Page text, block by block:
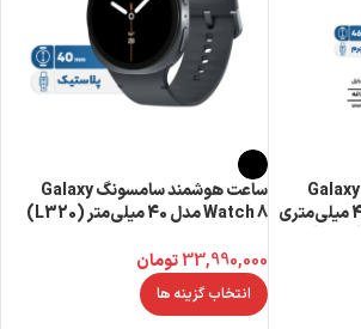
ساعت هوشمند سامسونگ Galaxy
Watch 8 Classic قاب 46 میلی‌متری
ساعت هوشمند سامسونگ Galaxy
Watch 8 مدل 40 میلی‌متر (L320)
33,990,000 تومان
انتخاب گزینه ها